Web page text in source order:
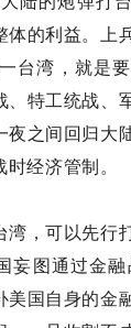
的利益。上
台湾，就是
特工统战、
夜之间回归大
经济管制。
，可以先行
妄图通过金
国自身的金